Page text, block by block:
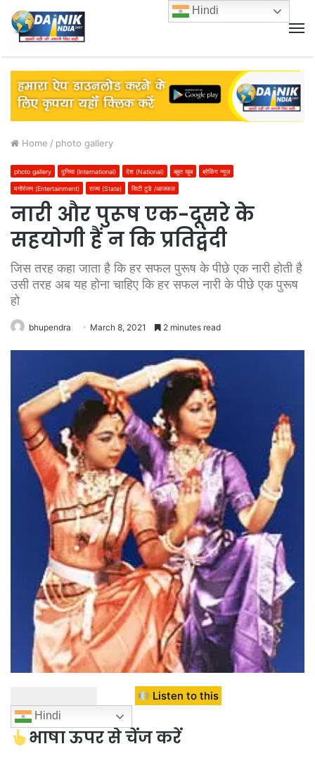
Home / photo gallery
photo gallery दुनिया (International) देश (National) बहुत खूब ब्रेकिंग न्यूज़
मनोरंजन (Entertainment) राज्य (State) सिटी टुडे /आजकल
नारी और पुरूष एक-दूसरे के
सहयोगी हैं न कि प्रतिद्वंदी
जिस तरह कहा जाता है कि हर सफल पुरूष के पीछे एक नारी होती है
उसी तरह अब यह होना चाहिए कि हर सफल नारी के पीछे एक पुरूष
हो
bhupendra March 8, 2021 2 minutes read
Listen to this
Hindi
भाषा ऊपर से चेंज करें
Hindi